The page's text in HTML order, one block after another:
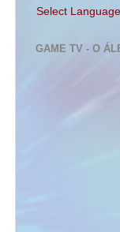
Select Language
GAME TV - O